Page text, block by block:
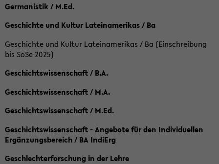
Germanistik / M.Ed.
Geschichte und Kultur Lateinamerikas / Ba
Geschichte und Kultur Lateinamerikas / Ba (Einschreibung
bis SoSe 2025)
Geschichtswissenschaft / B.A.
Geschichtswissenschaft / M.A.
Geschichtswissenschaft / M.Ed.
Geschichtswissenschaft - Angebote für den Individuellen
Ergänzungsbereich / BA IndiErg
Geschlechterforschung in der Lehre